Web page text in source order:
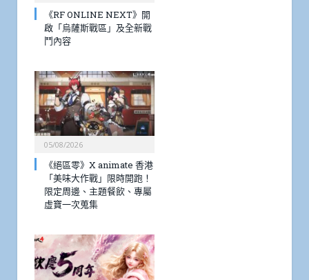
《RF ONLINE NEXT》開
啟「烏薩斯戰區」及全新戰
鬥內容
05/08/2026
《絕區零》X animate 香港
「美味大作戰」限時開跑！
限定周邊、主題餐飲、專屬
虛寶一次蒐集